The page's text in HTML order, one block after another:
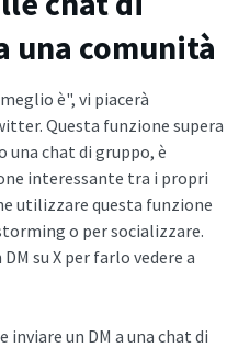
una comunità
è", vi piacerà
Questa funzione supera
una chat di gruppo, è
interessante tra i propri
utilizzare questa funzione
o per socializzare.
su X per farlo vedere a
inviare un DM a una chat di